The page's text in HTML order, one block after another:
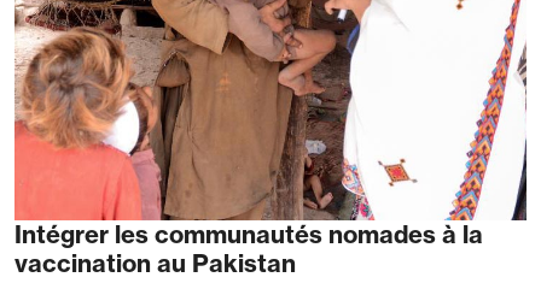
Intégrer les communautés nomades à la
vaccination au Pakistan